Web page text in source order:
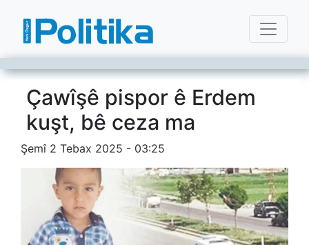
Çawîşê pispor ê Erdem
kuşt, bê ceza ma
Şemî 2 Tebax 2025 - 03:25